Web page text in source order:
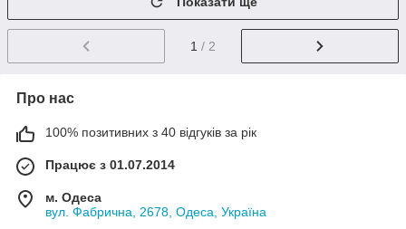
1 / 2
Про нас
100% позитивних з 40 відгуків за рік
Працює з 01.07.2014
м. Одеса
вул. Фабрична, 2678, Одеса, Україна